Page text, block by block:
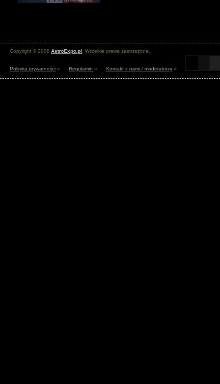
Copyright © 2008 AstroExpo.pl . Wszelkie prawa zastrzeżone.
Polityka prywatności » Regulamin » Kontakt z nami / moderatorzy »